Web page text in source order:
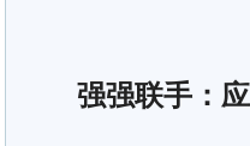
强强联手：应